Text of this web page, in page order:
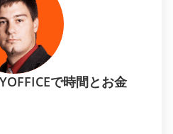
で時間とお金